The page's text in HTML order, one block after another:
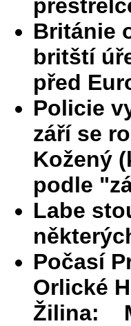
Británie
britští
před
Policie
září se
Kožený
podle
Labe
Počasí
Orlické
Žilina: